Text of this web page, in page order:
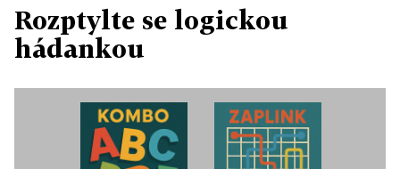
Rozptylte se logickou
hádankou